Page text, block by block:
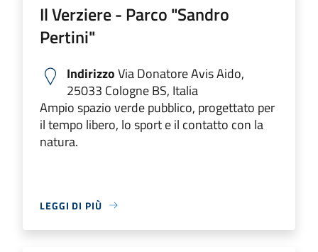
Il Verziere - Parco "Sandro
Pertini"
IndirizzoVia Donatore Avis Aido,
25033 Cologne BS, Italia
Ampio spazio verde pubblico, progettato per
il tempo libero, lo sport e il contatto con la
natura.
LEGGI DI PIÙ